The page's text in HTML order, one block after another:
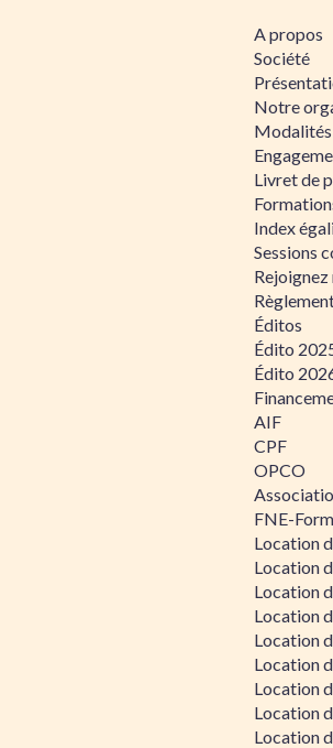
A propos
Société
Notre
Livret de
Index
Sessions
Rejoignez
Éditos
Édito
Édito
AIF
CPF
OPCO
FNE-
Location
Location
Location
Location
Location
Location
Location
Location
Location